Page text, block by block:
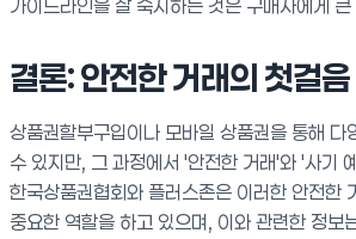
가이드라인을 잘 숙지하는 것은 구매자에게
결론: 안전한 거래의 첫걸음
상품권할부구입이나 모바일 상품권을 통해 다
수 있지만, 그 과정에서 '안전한 거래'와 '사기
한국상품권협회와 플러스존은 이러한 안전한
중요한 역할을 하고 있으며, 이와 관련한 정보